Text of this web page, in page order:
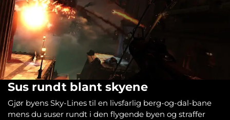
Sus rundt blant skyene
Gjør byens Sky-Lines til en livsfarlig berg-og-dal-bane
mens du suser rundt i den flygende byen og straffer